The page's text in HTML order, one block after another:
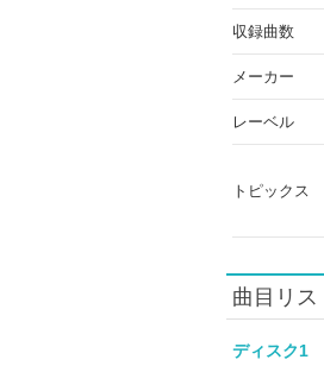
収録曲数
メーカー
レーベル
トピックス
曲目リス
ディスク1